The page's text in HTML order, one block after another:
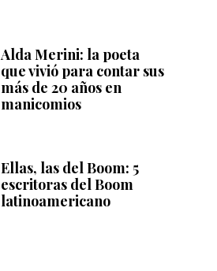
Alda Merini: la poeta
que vivió para contar sus
más de 20 años en
manicomios
Ellas, las del Boom: 5
escritoras del Boom
latinoamericano